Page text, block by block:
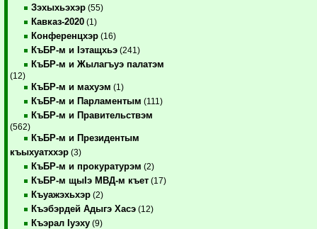
Зэхыхьэхэр (55)
Кавказ-2020 (1)
Конференцхэр (16)
КъБР-м и Iэтащхьэ (241)
КъБР-м и Жылагъуэ палатэм
(12)
КъБР-м и махуэм (1)
КъБР-м и Парламентым (111)
КъБР-м и Правительствэм
(562)
КъБР-м и Президентым
къыхуатххэр (3)
КъБР-м и прокуратурэм (2)
КъБР-м щыIэ МВД-м къет (17)
Къуажэхьхэр (2)
Къэбэрдей Адыгэ Хасэ (12)
Къэрал Iуэху (9)